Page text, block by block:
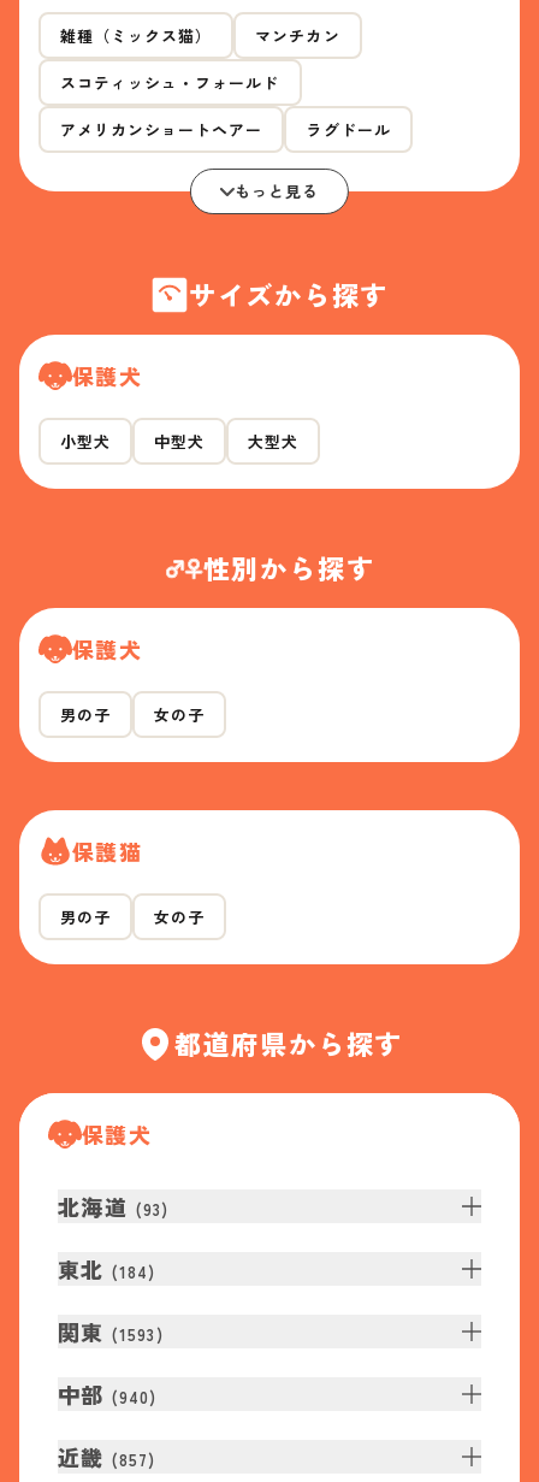
雑種（ミックス猫） マンチカン
スコティッシュ・フォールド
アメリカンショートヘアー ラグドール
もっと見る
サイズから探す
保護犬
小型犬 中型犬 大型犬
性別から探す
保護犬
男の子 女の子
保護猫
男の子 女の子
都道府県から探す
保護犬
北海道 (93)
東北 (184)
関東 (1593 )
中部 (940)
近畿 (857)